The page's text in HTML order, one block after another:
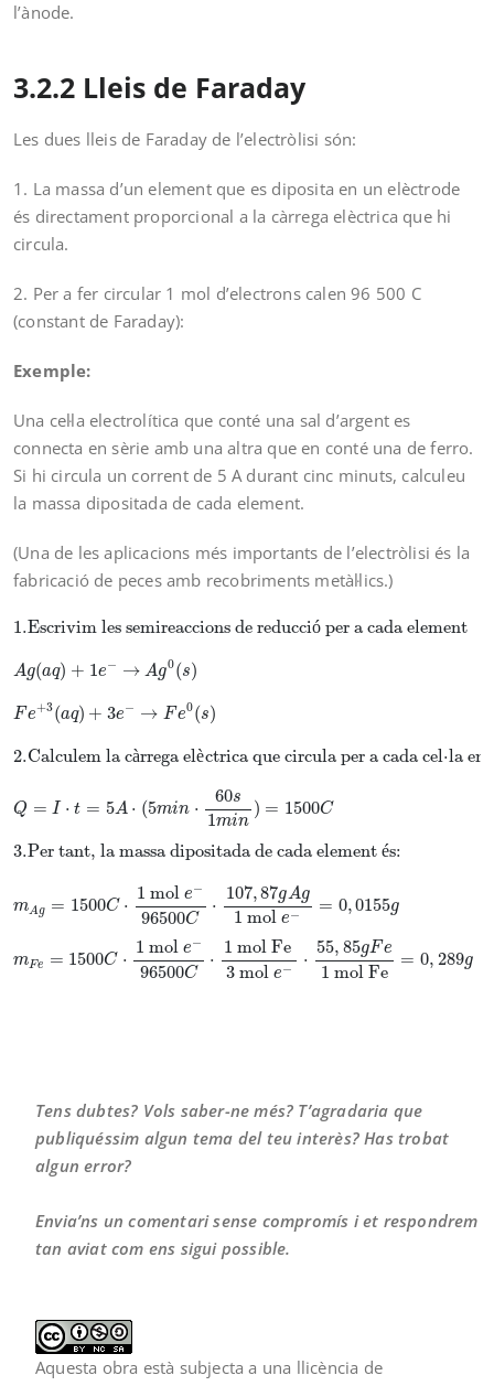
l’ànode.
3.2.2 Lleis de Faraday
Les dues lleis de Faraday de l’electròlisi són:
1. La massa d’un element que es diposita en un elèctrode
és directament proporcional a la càrrega elèctrica que hi
circula.
2. Per a fer circular 1 mol d’electrons calen 96 500 C
(constant de Faraday):
Exemple:
Una cel·la electrolítica que conté una sal d’argent es
connecta en sèrie amb una altra que en conté una de ferro.
Si hi circula un corrent de 5 A durant cinc minuts, calculeu
la massa dipositada de cada element.
(Una de les aplicacions més importants de l’electròlisi és la
fabricació de peces amb recobriments metàl·lics.)
1.Escrivim les semireaccions de reducció per a cada element
Ag(aq) + 1e− → Ag0(s)
Fe+3(aq) + 3e− → Fe0(s)
2.Calculem la càrrega elèctrica que circula per a cada cel⋅la
Q = I ⋅ t = 5A ⋅ (5min ⋅
60s
1min
) = 1500C
3.Per tant, la massa dipositada de cada element és:
mAg = 1500C ⋅
1 mol e−
96500C
⋅
107,87gAg
1 mol e− = 0,0155g
mFe = 1500C ⋅
1 mol e−
96500C
⋅
1 mol Fe
3 mol e− ⋅
55, 85gFe
1 mol Fe
= 0, 289g
1.Escrivim les semireaccions de reducció per a
Tens dubtes? Vols saber-ne més? T’agradaria que
publiquéssim algun tema del teu interès? Has trobat
algun error?
Envia’ns un comentari sense compromís i et respondrem
tan aviat com ens sigui possible.
Aquesta obra està subjecta a una llicència de